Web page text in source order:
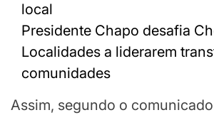
local
Presidente Chapo desafia
Localidades a liderarem
comunidades
Assim, segundo o